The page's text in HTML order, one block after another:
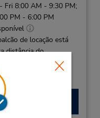
Fri 8:00 AM - 9:30 PM;
PM - 6:00 PM
de locação está
distância do